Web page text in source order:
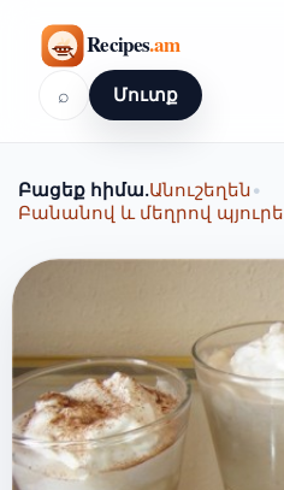
⌕ Մուտք
Բացեք հիմա.Անուշեղեն•
Բանանով և մեղրով պյուրե